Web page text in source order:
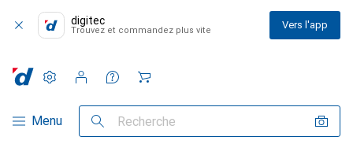
digitec
Trouvez et commandez plus vite Vers l'app
Navigation par catégorie
Menu Recherche
Paramètres
Compte client
Listes de comparaison
Listes d'envies
Panier